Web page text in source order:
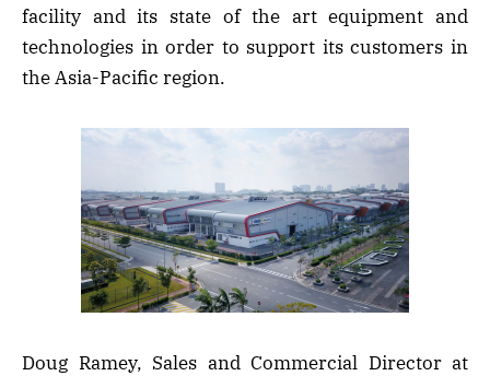
facility and its state of the art equipment and
technologies in order to support its customers in
the Asia-Pacific region.
Doug Ramey, Sales and Commercial Director at